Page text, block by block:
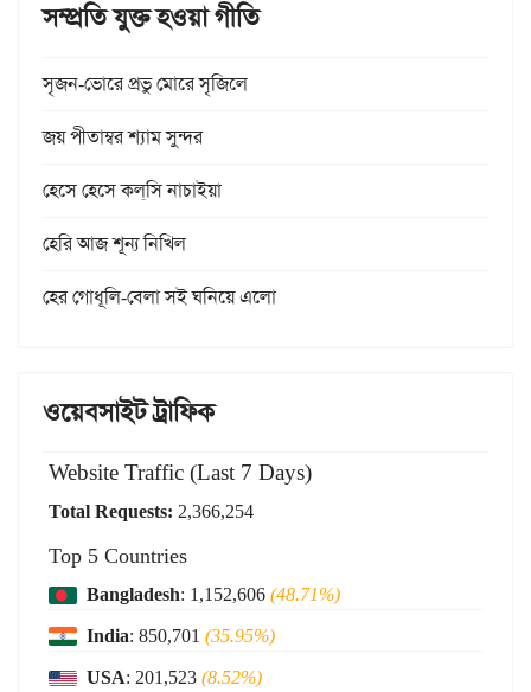
সম্প্রতি যুক্ত হওয়া গীতি
সৃজন-ভোরে প্রভু মোরে সৃজিলে
জয় পীতাম্বর শ্যাম সুন্দর
হেসে হেসে কল্‌সি নাচাইয়া
হেরি আজ শূন্য নিখিল
হের গোধূলি-বেলা সই ঘনিয়ে এলো
ওয়েবসাইট ট্রাফিক
Website Traffic (Last 7 Days)
Total Requests: 2,366,254
Top 5 Countries
Bangladesh: 1,152,606(48.71%)
India: 850,701 (35.95%)
USA: 201,523(8.52%)